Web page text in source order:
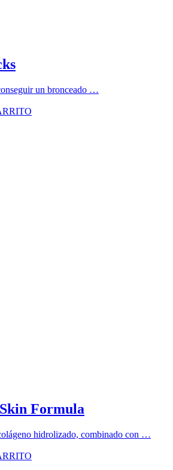
un bronceado …
Formula
hidrolizado, combinado con …